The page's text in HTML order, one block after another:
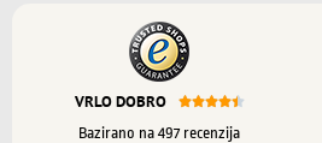
VRLO DOBRO 
Bazirano na 497 recenzija